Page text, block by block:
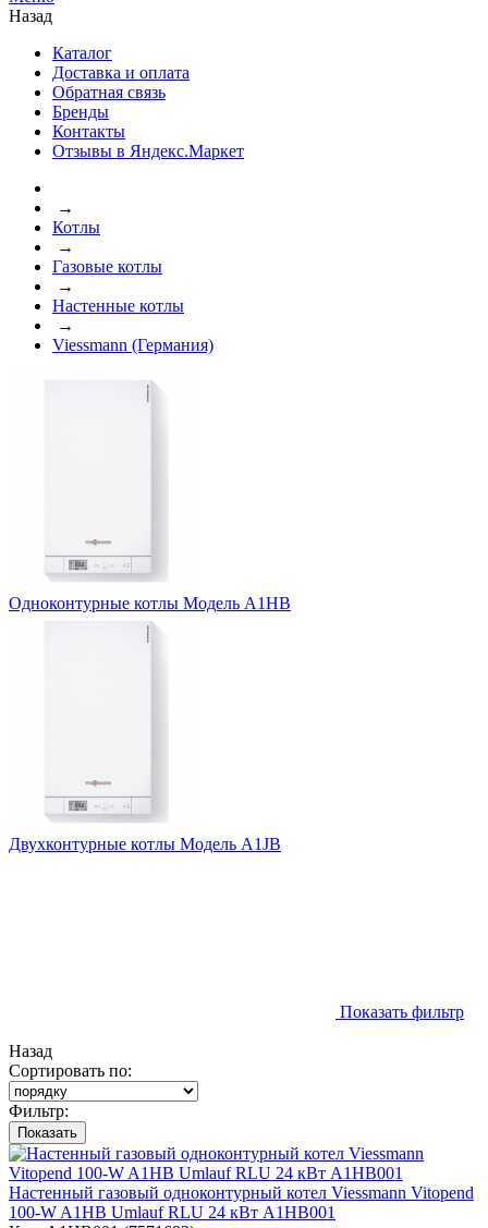
Назад
Каталог
Доставка и оплата
Обратная связь
Бренды
Контакты
Отзывы в Яндекс.Маркет
→
Котлы
→
Газовые котлы
→
Настенные котлы
→
Viessmann (Германия)
Одноконтурные котлы Модель A1HB
Двухконтурные котлы Модель A1JB
Показать фильтр
Назад
Сортировать по:
Фильтр:
Показать
Настенный газовый одноконтурный котел Viessmann Vitopend
100-W A1HB Umlauf RLU 24 кВт A1HB001